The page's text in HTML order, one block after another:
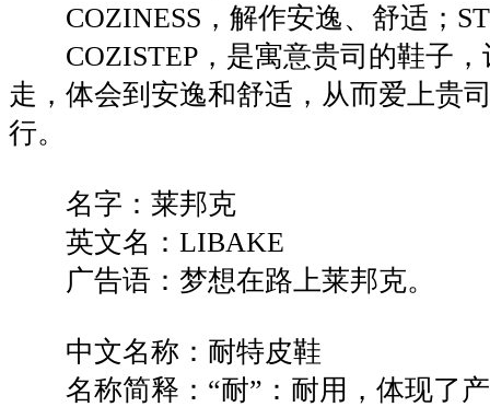
COZINESS，解作安逸、舒适；
COZISTEP，是寓意贵司的鞋子，
走，体会到安逸和舒适，从而爱上贵
行。
名字：莱邦克
英文名：LIBAKE
广告语：梦想在路上莱邦克。
中文名称：耐特皮鞋
名称简释：“耐”：耐用，体现了产